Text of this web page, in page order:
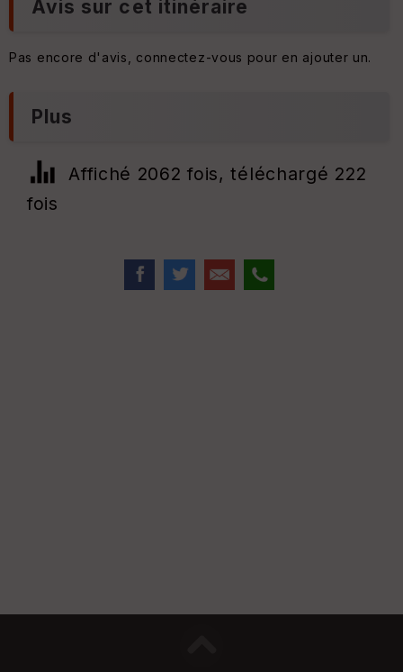
Avis sur cet itinéraire
Pas encore d'avis, connectez-vous pour en ajouter un.
Plus
Affiché 2062 fois, téléchargé 222
fois